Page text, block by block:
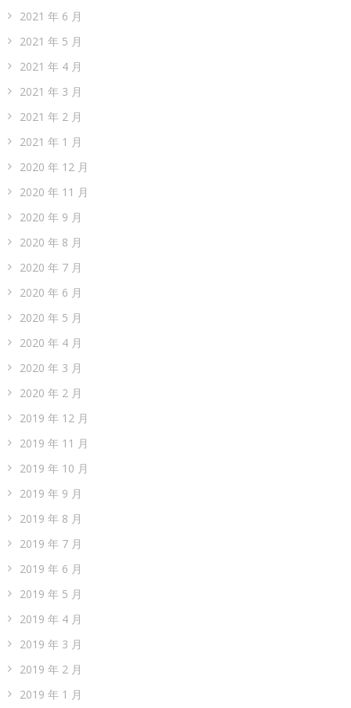
2021 年 6 月
2021 年 5 月
2021 年 4 月
2021 年 3 月
2021 年 2 月
2021 年 1 月
2020 年 12 月
2020 年 11 月
2020 年 9 月
2020 年 8 月
2020 年 7 月
2020 年 6 月
2020 年 5 月
2020 年 4 月
2020 年 3 月
2020 年 2 月
2019 年 12 月
2019 年 11 月
2019 年 10 月
2019 年 9 月
2019 年 8 月
2019 年 7 月
2019 年 6 月
2019 年 5 月
2019 年 4 月
2019 年 3 月
2019 年 2 月
2019 年 1 月